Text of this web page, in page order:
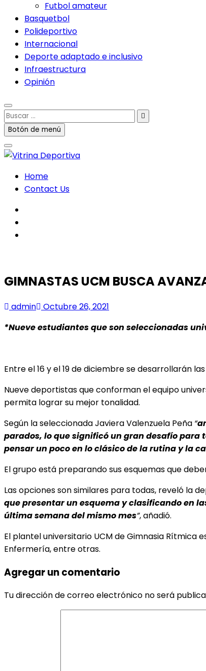
Futbol amateur
Basquetbol
Polideportivo
Internacional
Deporte adaptado e inclusivo
Infraestructura
Opinión
Buscar
…Botón de menú
Home
Contact Us
GIMNASTAS UCM BUSCA
admin
Octubre 26, 2021
*Nueve estudiantes que son seleccionadas
Entre el 16 y el 19 de diciembre se desarrollarán
Nueve deportistas que conforman el equipo
permita lograr su mejor tonalidad.
Según la seleccionada Javiera Valenzuela Peña “
parados, lo que significó un gran desafío para
pensar un poco en lo clásico de la rutina y la
El grupo está preparando sus esquemas que
Las opciones son similares para todas, reveló la
que presentar un esquema y clasificando en
última semana del mismo mes”, añadió.
El plantel universitario UCM de Gimnasia Rítmica
Enfermería, entre otras.
Agregar un comentario
Tu dirección de correo electrónico no será